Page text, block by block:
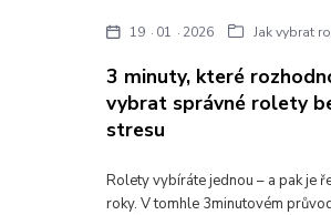
3 minuty, které
vybrat správné rolety
stresu
19 01 2026 Jak vybrat
Rolety vybíráte jednou – a pak je
roky. V tomhle 3minutovém